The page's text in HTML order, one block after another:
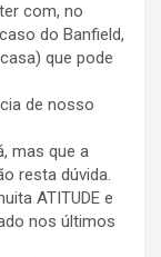
com, no
do Banfield,
que pode
de nosso
mas que a
resta dúvida.
ATITUDE e
nos últimos